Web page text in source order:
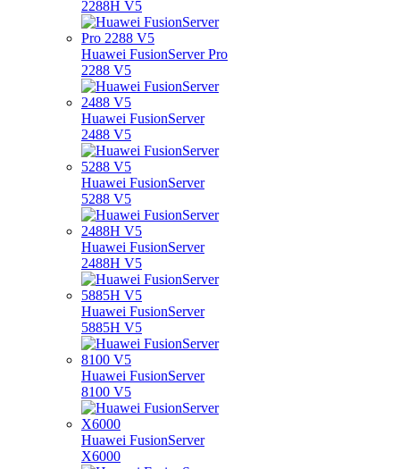
2288H V5
Huawei FusionServer Pro
2288 V5
Huawei FusionServer
2488 V5
Huawei FusionServer
5288 V5
Huawei FusionServer
2488H V5
Huawei FusionServer
5885H V5
Huawei FusionServer
8100 V5
Huawei FusionServer
X6000